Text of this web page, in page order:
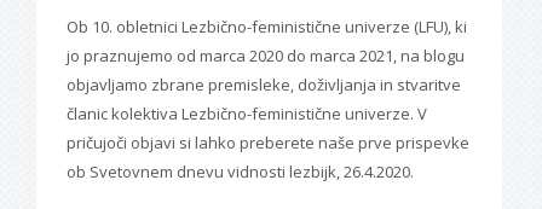
Ob 10. obletnici Lezbično-feministične univerze (LFU), ki
jo praznujemo od marca 2020 do marca 2021, na blogu
objavljamo zbrane premisleke, doživljanja in stvaritve
članic kolektiva Lezbično-feministične univerze. V
pričujoči objavi si lahko preberete naše prve prispevke
ob Svetovnem dnevu vidnosti lezbijk, 26.4.2020.